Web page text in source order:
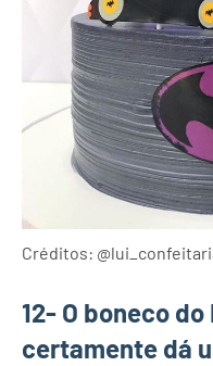
Créditos:
12- O boneco
certamente dá